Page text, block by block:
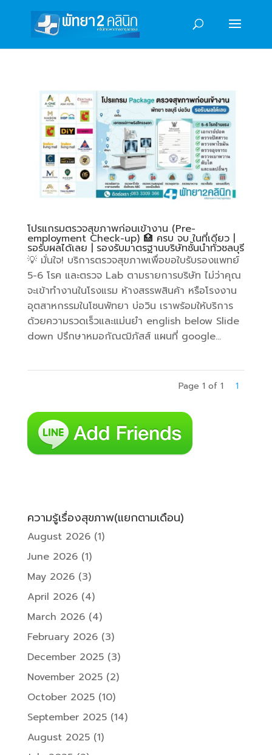
โปรแกรมตรวจสุขภาพก่อนเข้างาน (Pre-
employment Check-up) 🏥 ครบ จบ ในที่เดียว |
รอรับผลได้เลย | รองรับมาตรฐานบริษัทชั้นนำทั่วชลบุรี
💡 มั่นใจ! บริการตรวจสุขภาพเพื่อขอใบรับรองแพทย์
5-6 โรค และตรวจ Lab ตามรายการบริษัท ไม่ว่าคุณ
จะเข้าทำงานในโรงแรม ห้างสรรพสินค้า หรือโรงงาน
อุตสาหกรรมในโซนพัทยา บ่อวิน เราพร้อมให้บริการ
ด้วยความรวดเร็วและแม่นยำ english below Slide
down ปรึกษาหมอกัณฒิภัสส์ แผนที่ google...
Page 1 of 1 1
ความรู้เรื่องสุขภาพ(แยกตามเดือน)
August 2026(1)
June 2026(1)
May 2026(3)
April 2026(4)
March 2026(4)
February 2026(3)
December 2025(3)
November 2025(2)
October 2025(10)
September 2025(14)
August 2025(1)